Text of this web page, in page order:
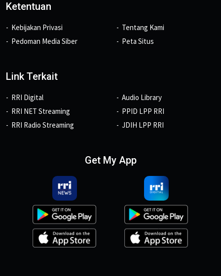
Ketentuan
Kebijakan Privasi
Pedoman Media Siber
Tentang Kami
Peta Situs
Link Terkait
RRI Digital
RRI NET Streaming
RRI Radio Streaming
Audio Library
PPID LPP RRI
JDIH LPP RRI
Get My App